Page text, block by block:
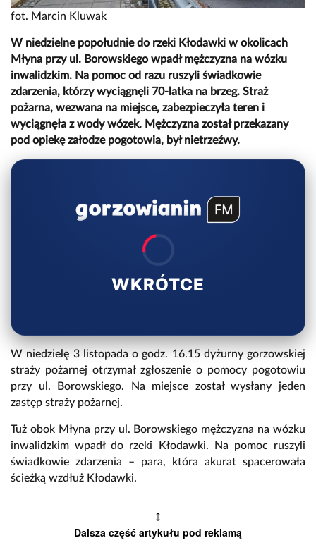
fot. Marcin Kluwak
W niedzielne popołudnie do rzeki Kłodawki w okolicach
Młyna przy ul. Borowskiego wpadł mężczyzna na wózku
inwalidzkim. Na pomoc od razu ruszyli świadkowie
zdarzenia, którzy wyciągnęli 70-latka na brzeg. Straż
pożarna, wezwana na miejsce, zabezpieczyła teren i
wyciągnęła z wody wózek. Mężczyzna został przekazany
pod opiekę załodze pogotowia, był nietrzeźwy.
WKRÓTCE
W niedzielę 3 listopada o godz. 16.15 dyżurny gorzowskiej
straży pożarnej otrzymał zgłoszenie o pomocy pogotowiu
przy ul. Borowskiego. Na miejsce został wysłany jeden
zastęp straży pożarnej.
Tuż obok Młyna przy ul. Borowskiego mężczyzna na wózku
inwalidzkim wpadł do rzeki Kłodawki. Na pomoc ruszyli
świadkowie zdarzenia – para, która akurat spacerowała
ścieżką wzdłuż Kłodawki.
↕
Dalsza część artykułu pod reklamą